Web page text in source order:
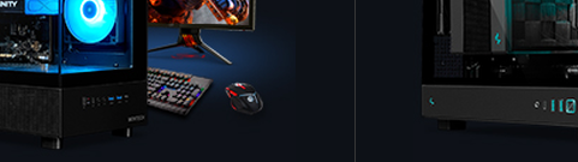
Ігровий комп'ютер